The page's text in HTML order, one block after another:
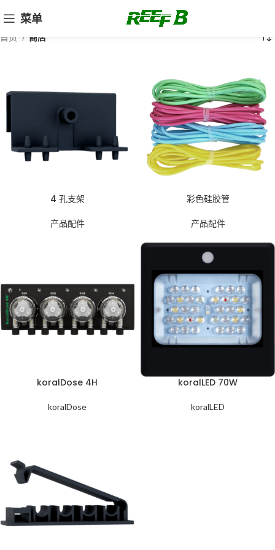
菜单
首页 商店
4 孔支架
产品配件
彩色硅胶管
产品配件
koralDose 4H
koralDose
koralLED 70W
koralLED